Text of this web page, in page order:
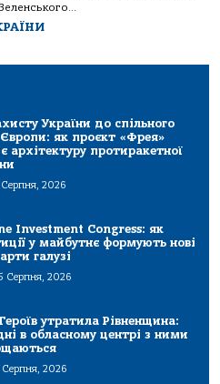
України до спільного
як проєкт «Фрея»
архітектуру протиракетної
Серпня, 2026
Investment Congress: як
у майбутнє формують нові
галузі
Серпня, 2026
утратила Рівненщина:
в обласному центрі з ними
Серпня, 2026